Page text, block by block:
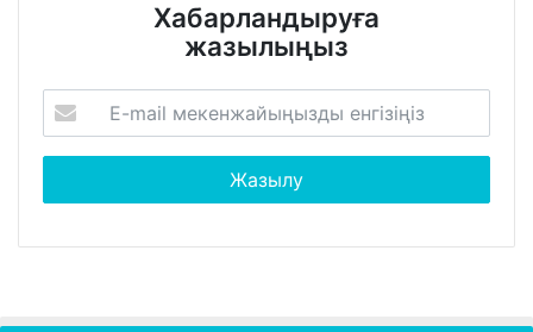
Хабарландыруға
жазылыңыз